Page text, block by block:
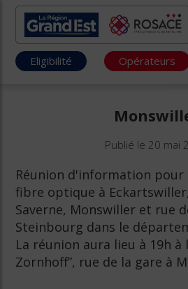
Eligibilité Opérateurs
Publié le 20 mai
Réunion d'information pour
fibre optique à
Saverne, Monswiller et rue
Steinbourg dans le
La réunion aura lieu à 19h à
Zornhoff”, rue de la gare à